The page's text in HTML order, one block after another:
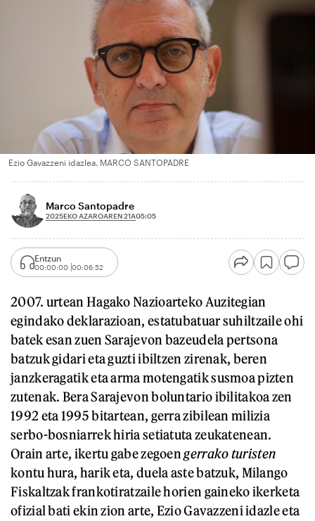
Ezio Gavazzeni idazlea. MARCO SANTOPADRE
Marco Santopadre
2025EKO AZAROAREN 21A05:05
Entzun
00:00:00 00:06:52
2007. urtean Hagako Nazioarteko Auzitegian
egindako deklarazioan, estatubatuar suhiltzaile ohi
batek esan zuen Sarajevon bazeudela pertsona
batzuk gidari eta guzti ibiltzen zirenak, beren
janzkeragatik eta arma motengatik susmoa pizten
zutenak. Bera Sarajevon boluntario ibilitakoa zen
1992 eta 1995 bitartean, gerra zibilean milizia
serbo-bosniarrek hiria setiatuta zeukatenean.
Orain arte, ikertu gabe zegoengerrako turisten
kontu hura, harik eta, duela aste batzuk, Milango
Fiskaltzak frankotiratzaile horien gaineko ikerketa
ofizial bati ekin zion arte, Ezio Gavazzeni idazle eta